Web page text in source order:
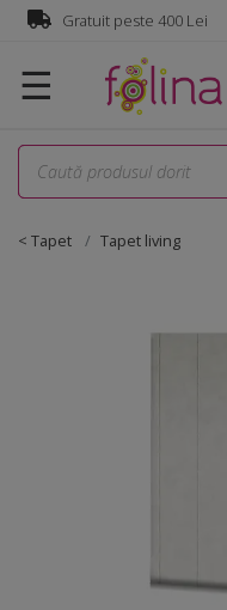
Gratuit peste 400 Lei
☰
< Tapet Tapet living